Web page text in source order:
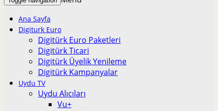
Ana Sayfa
Digiturk Euro
Digitürk Euro Paketleri
Digitürk Ticari
Digitürk Üyelik Yenileme
Digitürk Kampanyalar
Uydu TV
Uydu Alıcıları
Vu+